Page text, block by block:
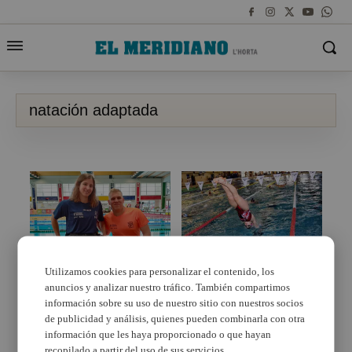
natación adaptada
Los nadadores
torrentinos participan
con éxito en el
Campeonato de España
por Comunidades
Una nadadora de Aldaia
se impone en 5 pruebas
del Campeonato de
España de Natación
Adaptada
Utilizamos cookies para personalizar el contenido, los
anuncios y analizar nuestro tráfico. También compartimos
información sobre su uso de nuestro sitio con nuestros socios
de publicidad y análisis, quienes pueden combinarla con otra
información que les haya proporcionado o que hayan
recopilado a partir del uso de sus servicios.